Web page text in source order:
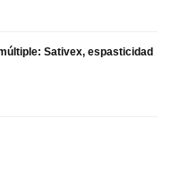
Sativex, espasticidad